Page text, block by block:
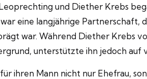
und Diether Krebs
war eine langjährige Partnerschaft,
war. Während Diether Krebs
unterstützte ihn jedoch auf
ihren Mann nicht nur Ehefrau,